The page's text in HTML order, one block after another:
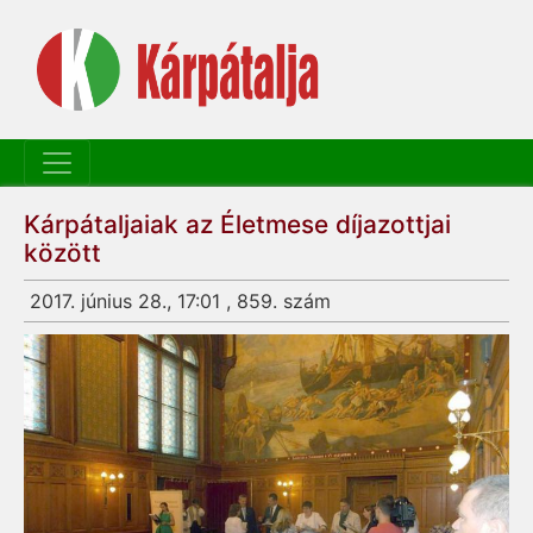
Kárpátaljaiak az Életmese díjazottjai
között
2017. június 28., 17:01 , 859. szám